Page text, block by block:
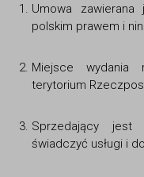
Umowa
polskim prawem i
Miejsce
terytorium
Sprzedający jest
świadczyć usługi i